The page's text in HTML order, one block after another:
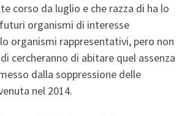
corso da luglio e che razza di ha lo
organismi di interesse
organismi rappresentativi, pero non
cercheranno di abitare quel assenza
dalla soppressione delle
nel 2014.